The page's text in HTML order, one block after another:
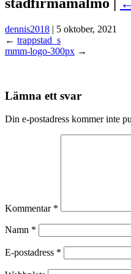
dennis2018 | 5 oktober, 2021
← trappstad_s
mmm-logo-300px →
Lämna ett svar
Din e-postadress kommer inte
Kommentar *
Namn *
E-postadress *